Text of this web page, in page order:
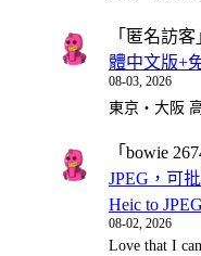
「 匿名訪客
體中文版+
08-03, 2026
東京・大阪
「 bowie
JPEG，可
Heic to JPEG
08-02, 2026
Love that I